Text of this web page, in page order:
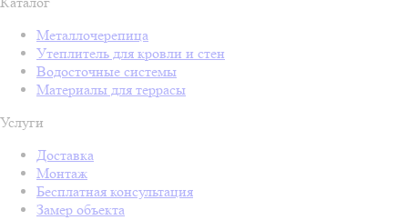
Металлочерепица
Утеплитель для кровли и стен
Водосточные системы
Материалы для террасы
Услуги
Доставка
Монтаж
Бесплатная консультация
Замер объекта